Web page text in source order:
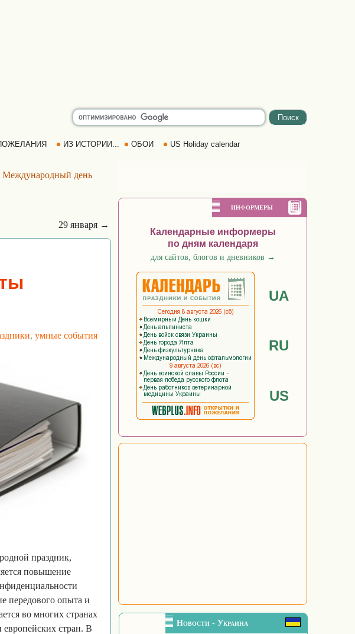
ИЗ ИСТОРИИ... ОБОИ US Holiday calendar
день
29 января →
, умные события
праздник,
повышение
передового опыта и
во многих странах
стран. В
ИНФОРМЕРЫ
Календарные информеры
по дням календаря
для сайтов, блогов и дневников →
UA
RU
US
Новости - Украина